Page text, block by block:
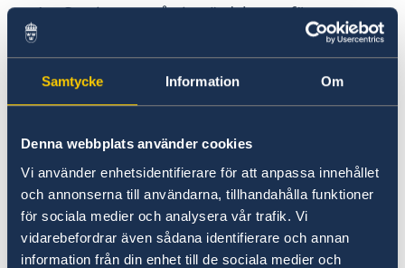
Samtycke Information Om
Denna webbplats använder cookies
Vi använder enhetsidentifierare för att anpassa innehållet
och annonserna till användarna, tillhandahålla funktioner
för sociala medier och analysera vår trafik. Vi
vidarebefordrar även sådana identifierare och annan
information från din enhet till de sociala medier och
– Att Sverige tar på sig värdskapet för ett
högnivåmöte inom alliansen illustrerar våra
ambitioner som en aktiv och konstruktiv
allierad i Nato, säger utrikesminister Maria
Malmer Stenergard.
Läs mer om Natomötet på regeringens
engelska webbplats
Senast uppdaterad 19 maj 2026, 15.41